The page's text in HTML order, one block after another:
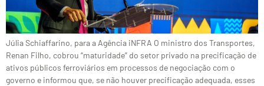
Júlia Schiaffarino, para a Agência iNFRA O ministro dos Transportes,
Renan Filho, cobrou “maturidade” do setor privado na precificação de
ativos públicos ferroviários em processos de negociação com o
governo e informou que, se não houver precificação adequada, esses